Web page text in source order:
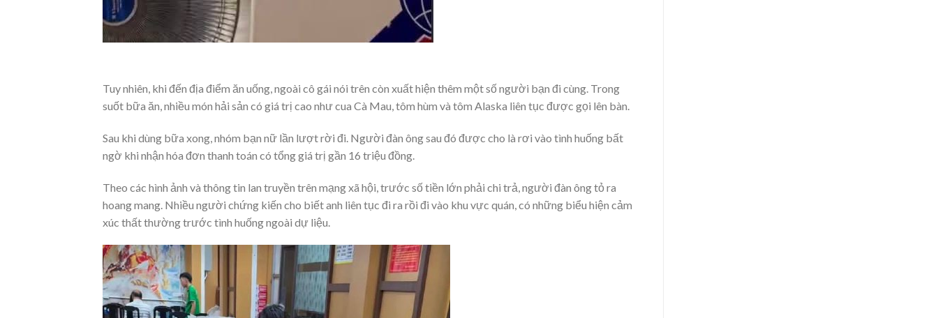
Tuy nhiên, khi đến địa điểm ăn uống, ngoài cô gái nói trên còn xuất hiện thêm một số người bạn đi cùng. Trong
suốt bữa ăn, nhiều món hải sản có giá trị cao như cua Cà Mau, tôm hùm và tôm Alaska liên tục được gọi lên bàn.
Sau khi dùng bữa xong, nhóm bạn nữ lần lượt rời đi. Người đàn ông sau đó được cho là rơi vào tình huống bất
ngờ khi nhận hóa đơn thanh toán có tổng giá trị gần 16 triệu đồng.
Theo các hình ảnh và thông tin lan truyền trên mạng xã hội, trước số tiền lớn phải chi trả, người đàn ông tỏ ra
hoang mang. Nhiều người chứng kiến cho biết anh liên tục đi ra rồi đi vào khu vực quán, có những biểu hiện cảm
xúc thất thường trước tình huống ngoài dự liệu.